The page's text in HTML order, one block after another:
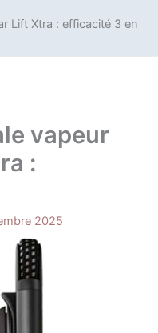
Lift Xtra : efficacité 3 en
vapeur
:
2025